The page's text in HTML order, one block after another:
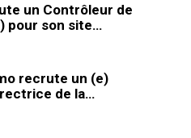
un Contrôleur de
pour son site…
recrute un (e)
de la…